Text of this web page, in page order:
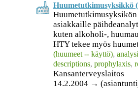
Huumetutkimusyksikkö
asiakkaille
kuten alkoholi-,
HTY tekee myös
(huumeet -- käyttö),
descriptions, prophylaxis,
Kansanterveyslaitos
14.2.2004 →